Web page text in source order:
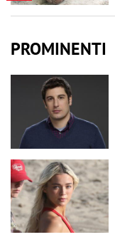
PROMINENTI